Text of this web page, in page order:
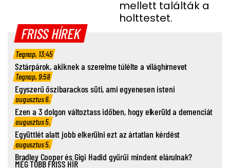
mellett találták a
holttestet.
FRISS HÍREK
Tegnap, 13:45
Sztárpárok, akiknek a szerelme túlélte a világhírnevet
Tegnap, 9:58
Egyszerű őszibarackos süti, ami egyenesen isteni
augusztus 6.
Ezen a 3 dolgon változtass időben, hogy elkerüld a demenciát
augusztus 5.
Együttlét alatt jobb elkerülni ezt az ártatlan kérdést
augusztus 5.
Bradley Cooper és Gigi Hadid gyűrűi mindent elárulnak?
MÉG TÖBB FRISS HÍR